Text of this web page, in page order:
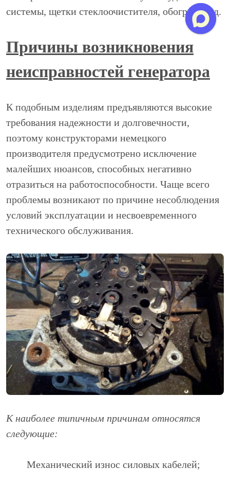
системы, щетки стеклоочистителя, обогрев и т.д.
Причины возникновения
неисправностей генератора
К подобным изделиям предъявляются высокие
требования надежности и долговечности,
поэтому конструкторами немецкого
производителя предусмотрено исключение
малейших нюансов, способных негативно
отразиться на работоспособности. Чаще всего
проблемы возникают по причине несоблюдения
условий эксплуатации и несвоевременного
технического обслуживания.
К наиболее типичным причинам относятся
следующие:
Механический износ силовых кабелей;